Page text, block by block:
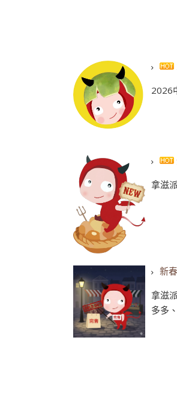
2026
拿滋
新
拿滋
多多